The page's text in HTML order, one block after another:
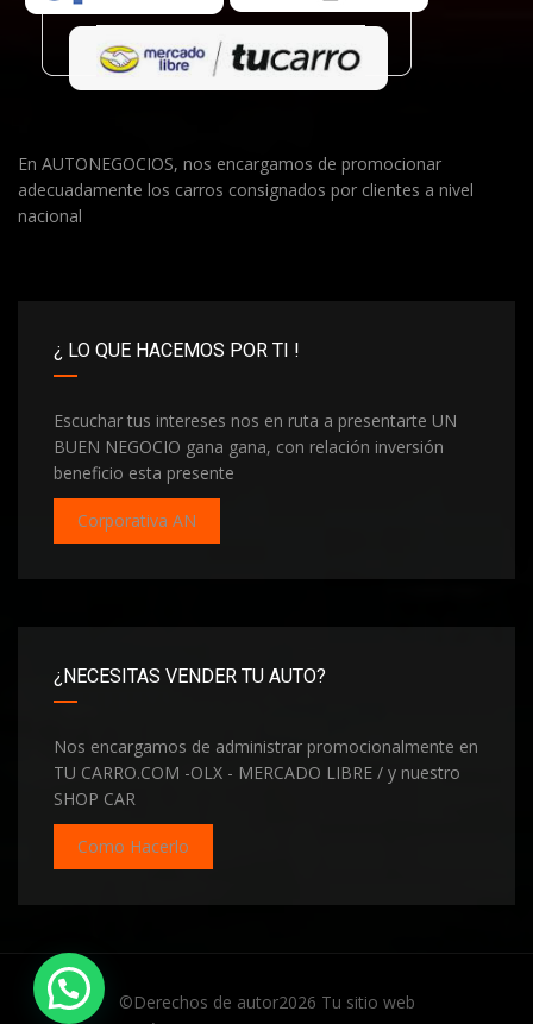
En AUTONEGOCIOS, nos encargamos de promocionar
adecuadamente los carros consignados por clientes a nivel
nacional
¿ LO QUE HACEMOS POR TI !
Escuchar tus intereses nos en ruta a presentarte UN
BUEN NEGOCIO gana gana, con relación inversión
beneficio esta presente
Corporativa AN
¿NECESITAS VENDER TU AUTO?
Nos encargamos de administrar promocionalmente en
TU CARRO.COM -OLX - MERCADO LIBRE / y nuestro
SHOP CAR
Como Hacerlo
©Derechos de autor2026 Tu sitio web